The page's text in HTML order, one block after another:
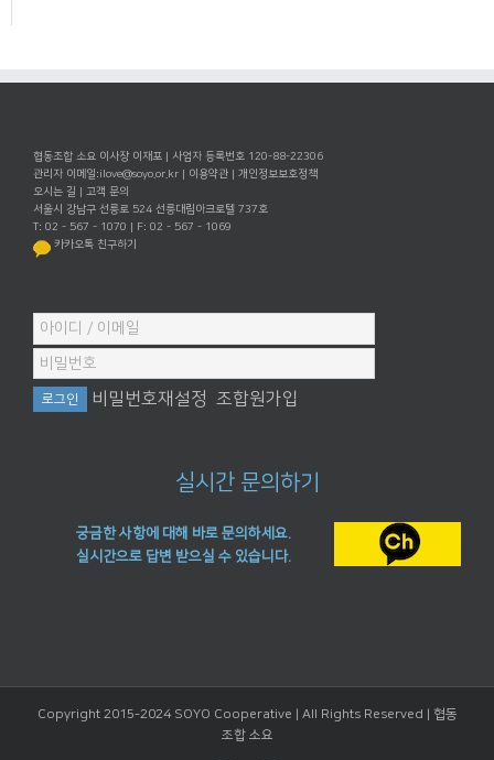
협동조합 소요 이사장 이재포 | 사업자 등록번호 120-88-22306
관리자 이메일:ilove@soyo.or.kr | 이용약관 | 개인정보보호정책
오시는 길 | 고객 문의
서울시 강남구 선릉로 524 선릉대림아크로텔 737호
T: 02 - 567 - 1070 | F: 02 - 567 - 1069
카카오톡 친구하기
비밀번호재설정 조합원가입
실시간 문의하기
궁금한 사항에 대해 바로 문의하세요.
실시간으로 답변 받으실 수 있습니다.
Copyright 2015-2024 SOYO Cooperative | All Rights Reserved | 협동
조합 소요